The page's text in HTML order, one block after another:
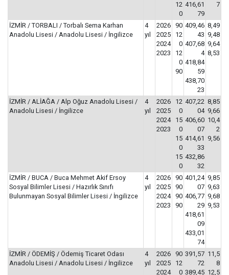
12
0
416,61
79
7
İZMİR / TORBALI / Torbalı Sema Karhan
Anadolu Lisesi / Anadolu Lisesi / İngilizce
4
yıl
2026
2025
2024
2023
90
12
0
12
0
90
409,46
43
407,68
4
418,84
59
438,70
23
8,49
9,48
9,64
8,53
İZMİR / ALİAĞA / Alp Oğuz Anadolu Lisesi /
Anadolu Lisesi / İngilizce
4
yıl
2026
2025
2024
2023
12
0
15
0
15
0
15
0
407,22
04
406,60
07
414,61
33
432,86
32
8,85
9,66
10,4
2
9,56
İZMİR / BUCA / Buca Mehmet Akif Ersoy
Sosyal Bilimler Lisesi / Hazırlık Sınıfı
Bulunmayan Sosyal Bilimler Lisesi / İngilizce
4
yıl
2026
2025
2024
2023
90
90
90
90
401,24
07
406,77
29
418,61
09
433,01
74
9,85
9,63
9,68
9,53
İZMİR / ÖDEMİŞ / Ödemiş Ticaret Odası
Anadolu Lisesi / Anadolu Lisesi / İngilizce
4
yıl
2026
2025
2024
90
12
0
391,57
72
389,45
11,5
8
12,5